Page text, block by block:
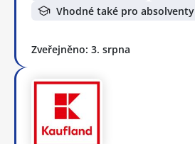
Vhodné také pro absolventy
Zveřejněno: 3. srpna